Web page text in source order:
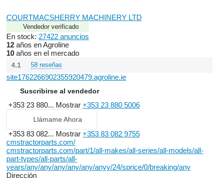
COURTMACSHERRY MACHINERY LTD
Vendedor verificado
En stock: 27422 anuncios
12 años en Agroline
10 años en el mercado
4.1 58 reseñas
site1762266902355920479.agroline.ie
Suscribirse al vendedor
+353 23 880... Mostrar +353 23 880 5006
Llámame Ahora
+353 83 082... Mostrar +353 83 082 9755
cmstractorparts.com/
cmstractorparts.com/part/1/all-makes/all-series/all-models/all-
part-types/all-parts/all-
years/any/any/any/any/any/anyy/24/sprice/0/breaking/any
Dirección